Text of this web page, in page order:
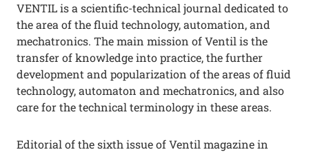
VENTIL is a scientific-technical journal dedicated to
the area of the fluid technology, automation, and
mechatronics. The main mission of Ventil is the
transfer of knowledge into practice, the further
development and popularization of the areas of fluid
technology, automaton and mechatronics, and also
care for the technical terminology in these areas.
Editorial of the sixth issue of Ventil magazine in